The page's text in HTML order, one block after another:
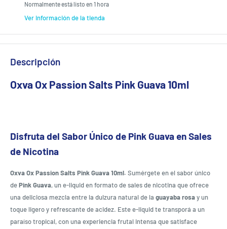
Normalmente está listo en 1 hora
Ver información de la tienda
Descripción
Oxva Ox Passion Salts Pink Guava 10ml
Disfruta del Sabor Único de Pink Guava en Sales
de Nicotina
Oxva Ox Passion Salts Pink Guava 10ml. Sumérgete en el sabor único
dePink Guava, un e-liquid en formato de sales de nicotina que ofrece
una deliciosa mezcla entre la dulzura natural de la guayaba rosay un
toque ligero y refrescante de acidez. Este e-liquid te transporá a un
paraíso tropical, con una experiencia frutal intensa que satisface